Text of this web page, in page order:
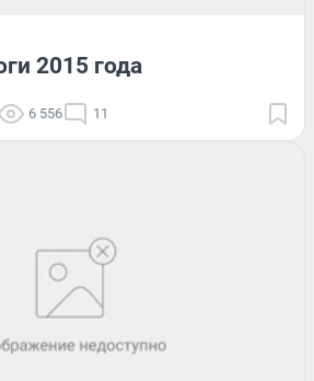
2015 года
6 556 11